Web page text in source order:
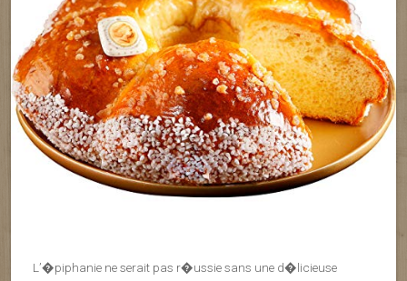
L’�piphanie ne serait pas r�ussie sans une d�licieuse